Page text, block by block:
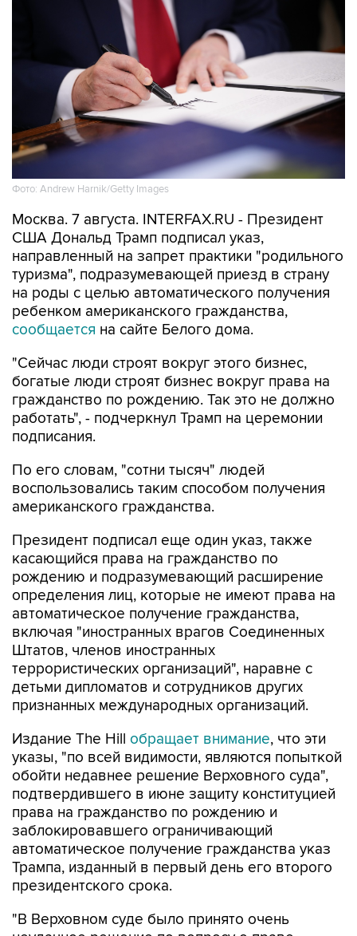
Фото: Andrew Harnik/Getty Images
Москва. 7 августа. INTERFAX.RU - Президент
США Дональд Трамп подписал указ,
направленный на запрет практики "родильного
туризма", подразумевающей приезд в страну
на роды с целью автоматического получения
ребенком американского гражданства,
сообщается на сайте Белого дома.
"Сейчас люди строят вокруг этого бизнес,
богатые люди строят бизнес вокруг права на
гражданство по рождению. Так это не должно
работать", - подчеркнул Трамп на церемонии
подписания.
По его словам, "сотни тысяч" людей
воспользовались таким способом получения
американского гражданства.
Президент подписал еще один указ, также
касающийся права на гражданство по
рождению и подразумевающий расширение
определения лиц, которые не имеют права на
автоматическое получение гражданства,
включая "иностранных врагов Соединенных
Штатов, членов иностранных
террористических организаций", наравне с
детьми дипломатов и сотрудников других
признанных международных организаций.
Издание The Hill обращает внимание, что эти
указы, "по всей видимости, являются попыткой
обойти недавнее решение Верховного суда",
подтвердившего в июне защиту конституцией
права на гражданство по рождению и
заблокировавшего ограничивающий
автоматическое получение гражданства указ
Трампа, изданный в первый день его второго
президентского срока.
"В Верховном суде было принято очень